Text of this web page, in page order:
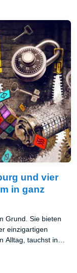
und vier
in ganz
Grund. Sie bieten
einzigartigen
Alltag, tauchst in
längst nicht